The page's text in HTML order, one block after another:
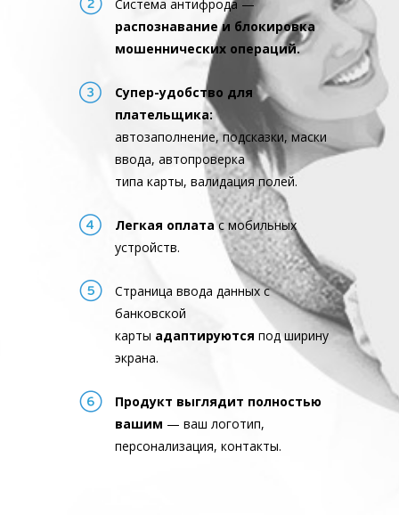
Система антифрода —
распознавание и блокировка
мошеннических операций.
Супер-удобство для
плательщика:
автозаполнение, подсказки, маски
ввода, автопроверка
типа карты, валидация полей.
Легкая оплатас мобильных
устройств.
Страница ввода данных с
банковской
карты адаптируются под ширину
экрана.
Продукт выглядит полностью
вашим — ваш логотип,
персонализация, контакты.